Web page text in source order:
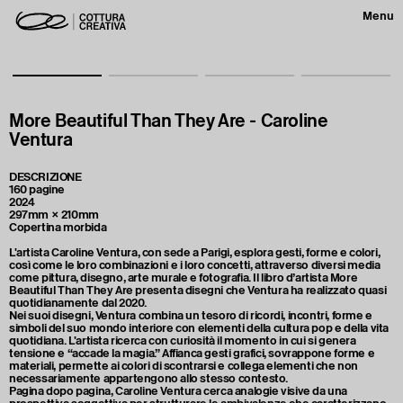
Menu
More Beautiful Than They Are - Caroline
Ventura
DESCRIZIONE
160 pagine
2024
297mm × 210mm
Copertina morbida
L'artista Caroline Ventura, con sede a Parigi, esplora gesti, forme e colori,
così come le loro combinazioni e i loro concetti, attraverso diversi media
come pittura, disegno, arte murale e fotografia. Il libro d’artista More
Beautiful Than They Are presenta disegni che Ventura ha realizzato quasi
quotidianamente dal 2020.
Nei suoi disegni, Ventura combina un tesoro di ricordi, incontri, forme e
simboli del suo mondo interiore con elementi della cultura pop e della vita
quotidiana. L'artista ricerca con curiosità il momento in cui si genera
tensione e “accade la magia.” Affianca gesti grafici, sovrappone forme e
materiali, permette ai colori di scontrarsi e collega elementi che non
necessariamente appartengono allo stesso contesto.
Pagina dopo pagina, Caroline Ventura cerca analogie visive da una